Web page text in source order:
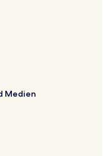
Medien